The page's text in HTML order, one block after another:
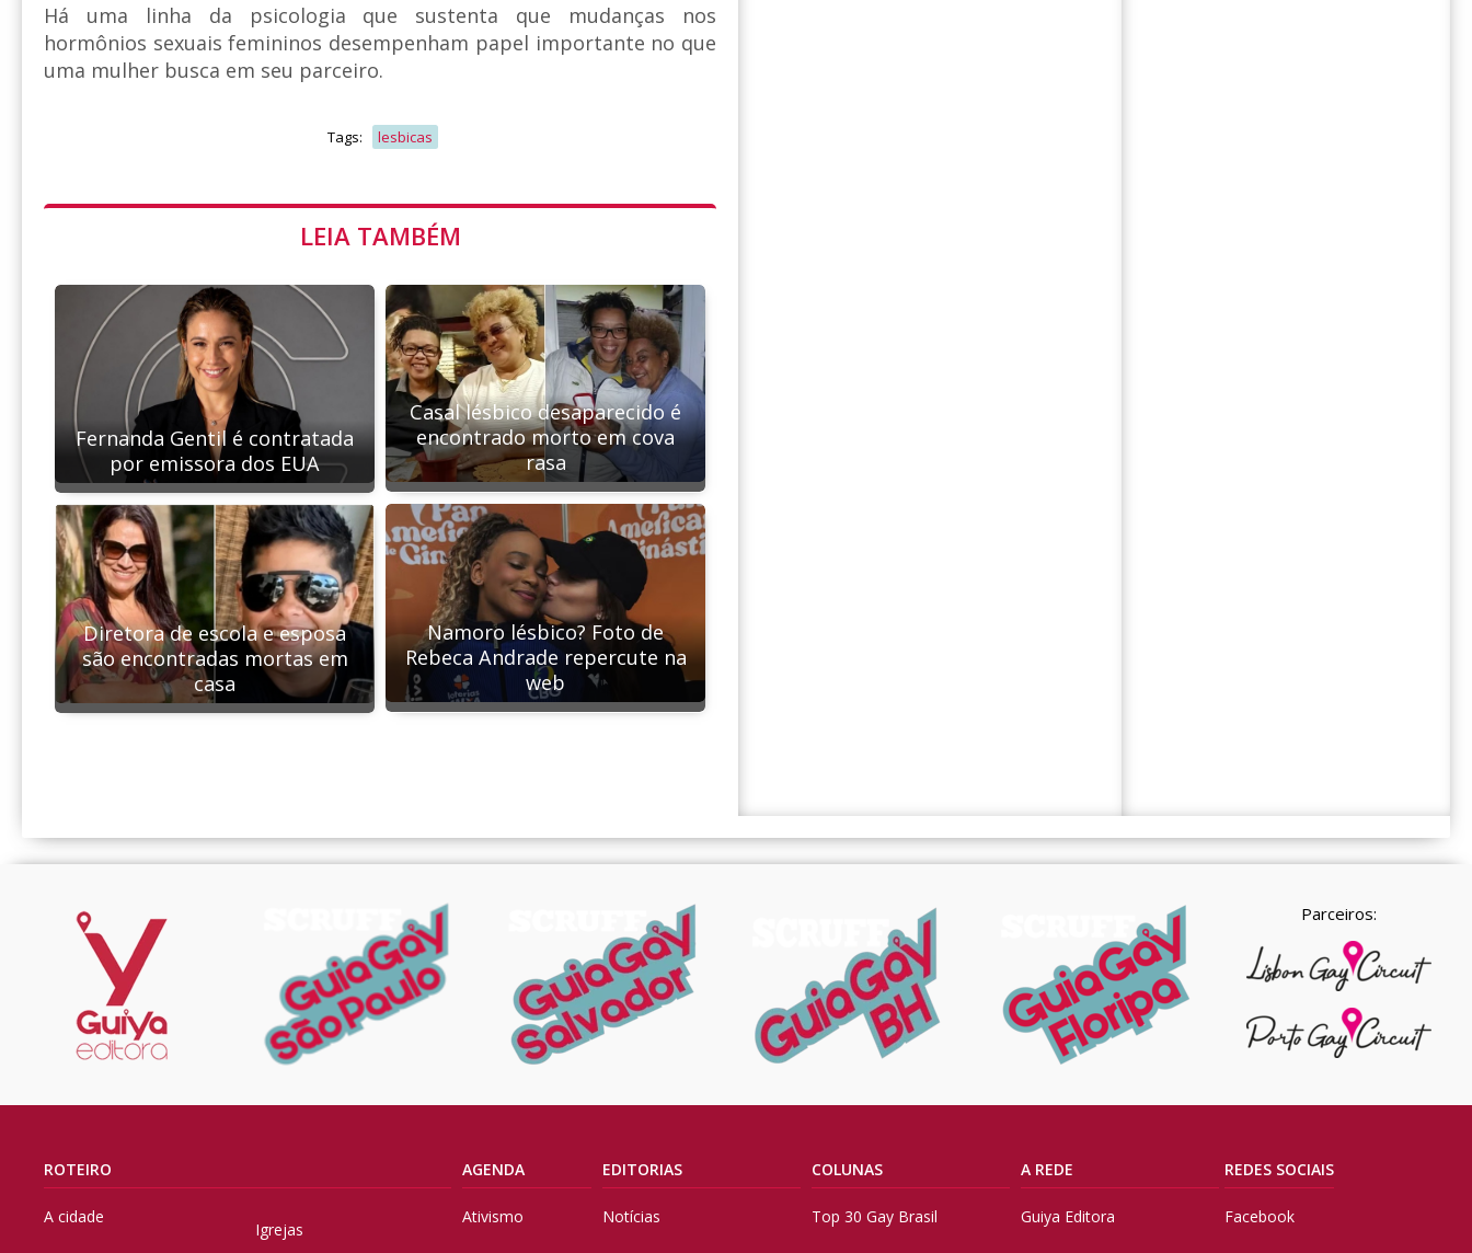
Há uma linha da psicologia que sustenta que mudanças nos
hormônios sexuais femininos desempenham papel importante no que
uma mulher busca em seu parceiro.
Tags: lesbicas
LEIA TAMBÉM
Fernanda Gentil é contratada
por emissora dos EUA
Casal lésbico desaparecido é
encontrado morto em cova
rasa
Diretora de escola e esposa
são encontradas mortas em
casa
Namoro lésbico? Foto de
Rebeca Andrade repercute na
web
Parceiros:
ROTEIRO
A cidade
Igrejas
AGENDA
Ativismo
EDITORIAS
Notícias
COLUNAS
Top 30 Gay Brasil
A REDE
Guiya Editora
REDES SOCIAIS
Facebook